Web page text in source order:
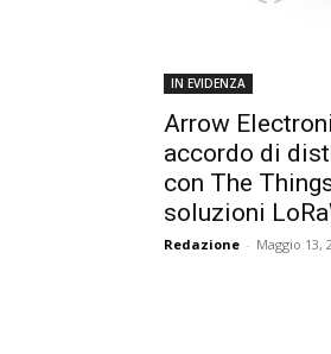
IN EVIDENZA
Arrow
accordo di
con The
soluzioni
Redazione - Maggio 13,